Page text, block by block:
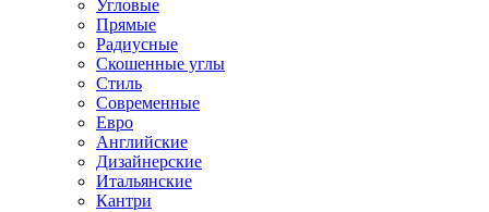
Угловые
Прямые
Радиусные
Скошенные углы
Стиль
Современные
Евро
Английские
Дизайнерские
Итальянские
Кантри